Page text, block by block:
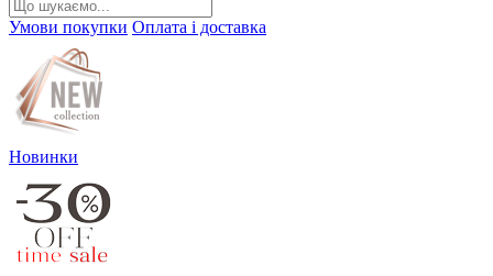
Умови покупки Оплата і доставка
Новинки